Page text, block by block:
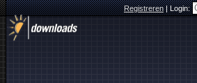
Registreren|Login: